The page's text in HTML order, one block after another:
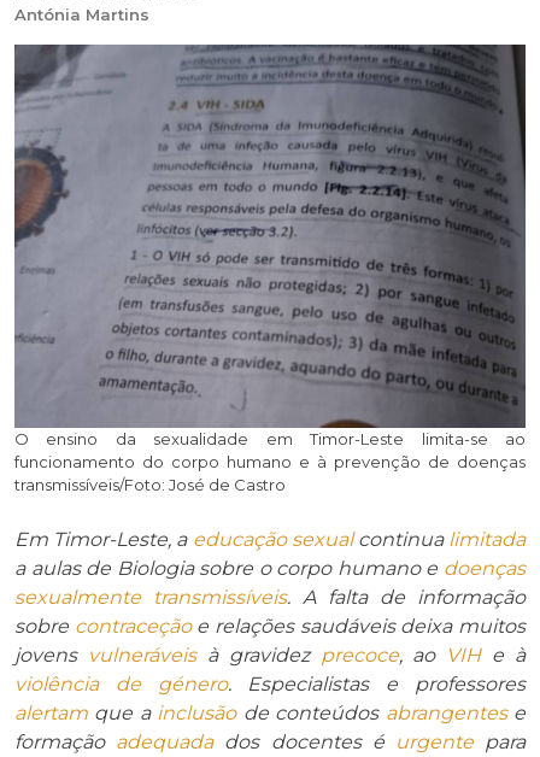
Antónia Martins
O ensino da sexualidade em Timor-Leste limita-se ao
funcionamento do corpo humano e à prevenção de doenças
transmissíveis/Foto: José de Castro
Em Timor-Leste, a educação sexualcontinua limitada
a aulas de Biologia sobre o corpo humano e doenças
sexualmente transmissíveis. A falta de informação
sobre contraceçãoe relações saudáveis deixa muitos
jovens vulneráveisà gravidez precoce, ao VIHe à
violência de género. Especialistas e professores
alertam que a inclusãode conteúdos abrangentese
formação adequadados docentes é urgentepara